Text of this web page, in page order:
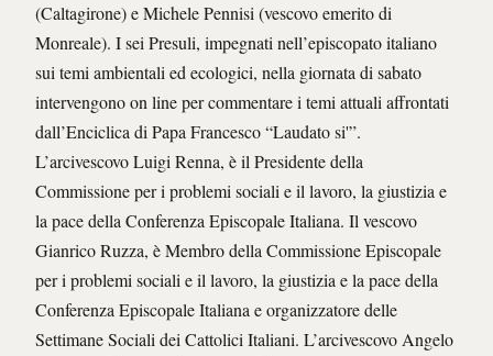
(Caltagirone) e Michele Pennisi (vescovo emerito di
Monreale). I sei Presuli, impegnati nell’episcopato italiano
sui temi ambientali ed ecologici, nella giornata di sabato
intervengono on line per commentare i temi attuali affrontati
dall’Enciclica di Papa Francesco “Laudato si'”.
L’arcivescovo Luigi Renna, è il Presidente della
Commissione per i problemi sociali e il lavoro, la giustizia e
la pace della Conferenza Episcopale Italiana. Il vescovo
Gianrico Ruzza, è Membro della Commissione Episcopale
per i problemi sociali e il lavoro, la giustizia e la pace della
Conferenza Episcopale Italiana e organizzatore delle
Settimane Sociali dei Cattolici Italiani. L’arcivescovo Angelo